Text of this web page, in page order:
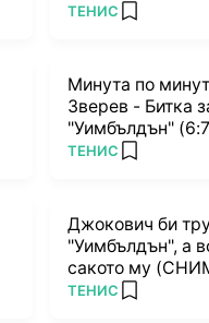
ПОВЕЧЕ ОТ
ТЕНИС add favorites
Минута по
Зверев - Битка
"Уимбълдън"
ПОВЕЧЕ ОТ
ТЕНИС add favorites
Джокович би
"Уимбълдън", а
сакото му
ПОВЕЧЕ ОТ
ТЕНИС add favorites